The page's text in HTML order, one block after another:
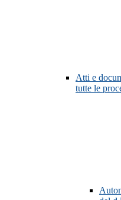
Atti e
tutte le